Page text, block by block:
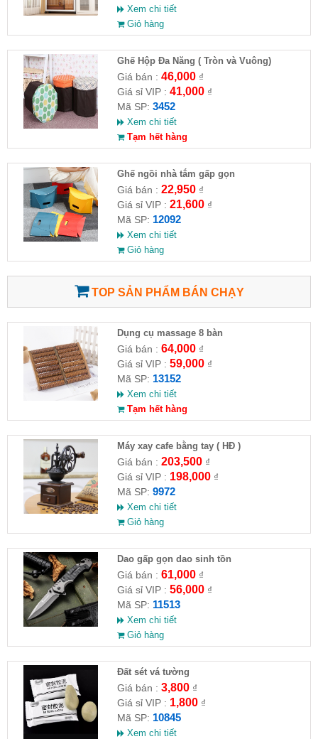
Xem chi tiết
Giỏ hàng
Ghế Hộp Đa Năng ( Tròn và Vuông)
Giá bán : 46,000₫
Giá sỉ VIP : 41,000₫
Mã SP: 3452
Xem chi tiết
Tạm hết hàng
Ghế ngồi nhà tắm gấp gọn
Giá bán : 22,950₫
Giá sỉ VIP : 21,600₫
Mã SP: 12092
Xem chi tiết
Giỏ hàng
TOP SẢN PHẨM BÁN CHẠY
Dụng cụ massage 8 bàn
Giá bán : 64,000₫
Giá sỉ VIP : 59,000₫
Mã SP: 13152
Xem chi tiết
Tạm hết hàng
Máy xay cafe bằng tay ( HĐ )
Giá bán : 203,500₫
Giá sỉ VIP : 198,000₫
Mã SP: 9972
Xem chi tiết
Giỏ hàng
Dao gấp gọn dao sinh tồn
Giá bán : 61,000₫
Giá sỉ VIP : 56,000₫
Mã SP: 11513
Xem chi tiết
Giỏ hàng
Đất sét vá tường
Giá bán : 3,800₫
Giá sỉ VIP : 1,800₫
Mã SP: 10845
Xem chi tiết